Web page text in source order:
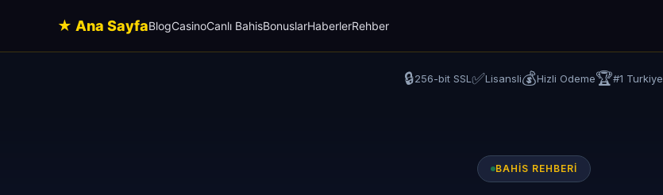
★ Ana SayfaBlogCasinoCanlı BahisBonuslarHaberlerRehber
🔒256-bit SSL ✅Lisansli💰Hizli Odeme🏆#1 Turkiye
BAHIS REHBERI